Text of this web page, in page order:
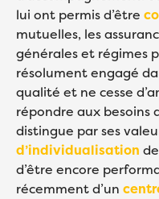
lui ont permis d’être
mutuelles, les
générales et régimes
résolument engagé
qualité et ne cesse
répondre aux besoins
distingue par ses
d’individualisation
d’être encore
récemment d’un